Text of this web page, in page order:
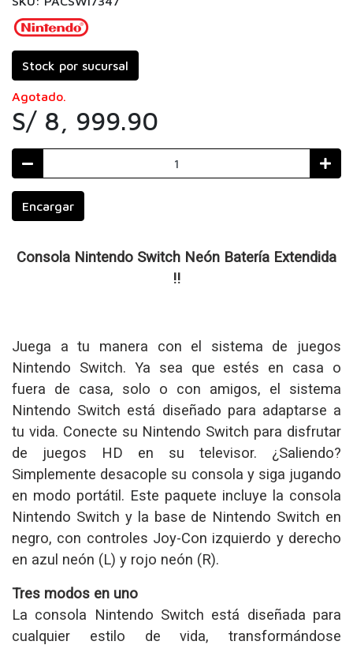
Stock por sucursal
Agotado.
S/ 8, 999.90
Encargar
Consola Nintendo Switch Neón Batería Extendida
!!
Juega a tu manera con el sistema de juegos
Nintendo Switch. Ya sea que estés en casa o
fuera de casa, solo o con amigos, el sistema
Nintendo Switch está diseñado para adaptarse a
tu vida. Conecte su Nintendo Switch para disfrutar
de juegos HD en su televisor. ¿Saliendo?
Simplemente desacople su consola y siga jugando
en modo portátil. Este paquete incluye la consola
Nintendo Switch y la base de Nintendo Switch en
negro, con controles Joy-Con izquierdo y derecho
en azul neón (L) y rojo neón (R).
Tres modos en uno
La consola Nintendo Switch está diseñada para
cualquier estilo de vida, transformándose